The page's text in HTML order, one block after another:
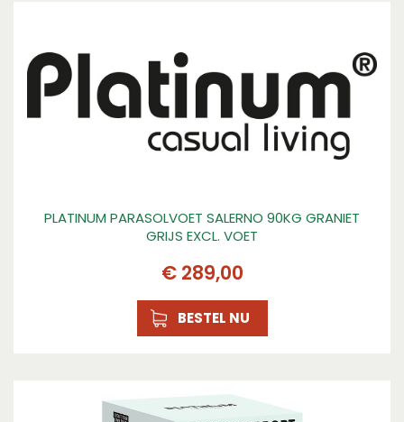
PLATINUM PARASOLVOET SALERNO 90KG GRANIET
GRIJS EXCL. VOET
€ 289,00
BESTEL NU